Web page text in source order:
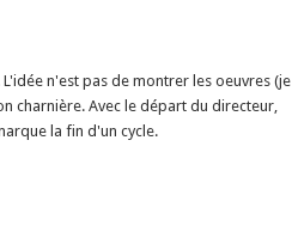
L'idée n'est pas de montrer les oeuvres (je
charnière. Avec le départ du directeur,
la fin d'un cycle.